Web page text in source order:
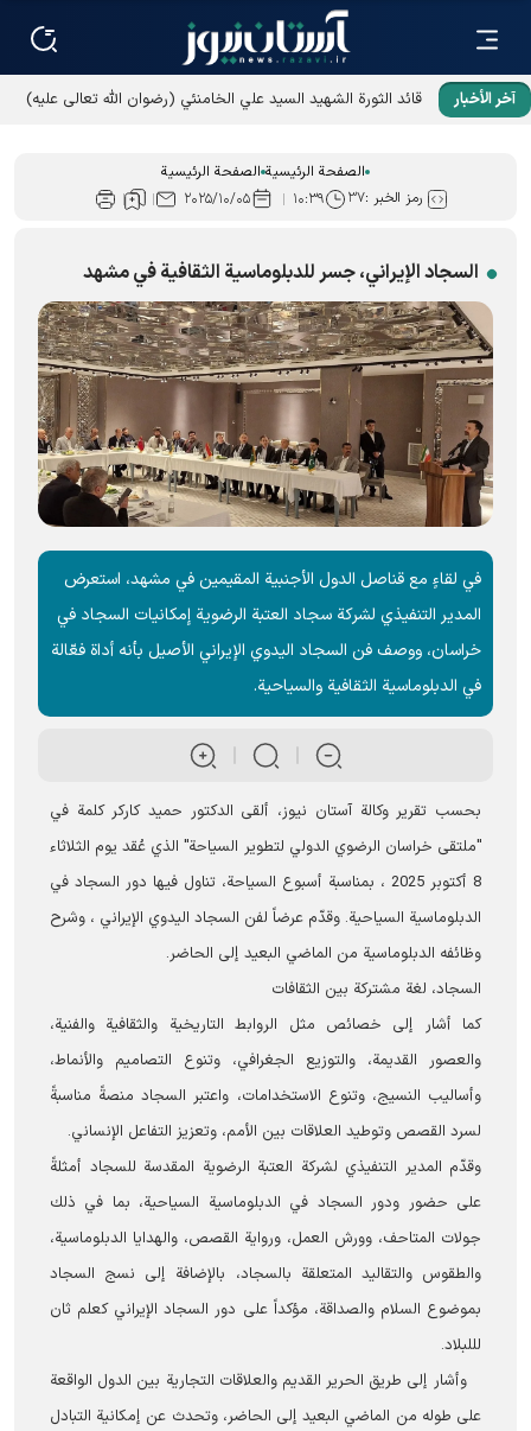
آخر الأخبار
قائد الثورة الشهيد السيد علي الخامنئي (رضوان الله تعالى عليه)
الصفحة الرئيسية الصفحة الرئيسية
رمز الخبر :۳۷ ۱۰:۳۹ ۲۰۲۵/۱۰/۰۵
السجاد الإيراني، جسر للدبلوماسية الثقافية في مشهد
في لقاءٍ مع قناصل الدول الأجنبية المقيمين في مشهد، استعرض
المدير التنفيذي لشركة سجاد العتبة الرضوية إمكانيات السجاد في
خراسان، ووصف فن السجاد اليدوي الإيراني الأصيل بأنه أداة فعّالة
في الدبلوماسية الثقافية والسياحية.
بحسب تقرير وكالة آستان نيوز، ألقى الدكتور حميد كاركر كلمة في
"ملتقى خراسان الرضوي الدولي لتطوير السياحة" الذي عُقد يوم الثلاثاء
8 أكتوبر 2025 ، بمناسبة أسبوع السياحة، تناول فيها دور السجاد في
الدبلوماسية السياحية. وقدّم عرضاً لفن السجاد اليدوي الإيراني ، وشرح
وظائفه الدبلوماسية من الماضي البعيد إلى الحاضر.
السجاد، لغة مشتركة بين الثقافات
كما أشار إلى خصائص مثل الروابط التاريخية والثقافية والفنية،
والعصور القديمة، والتوزيع الجغرافي، وتنوع التصاميم والأنماط،
وأساليب النسيج، وتنوع الاستخدامات، واعتبر السجاد منصةً مناسبةً
لسرد القصص وتوطيد العلاقات بين الأمم، وتعزيز التفاعل الإنساني.
وقدّم المدير التنفيذي لشركة العتبة الرضوية المقدسة للسجاد أمثلةً
على حضور ودور السجاد في الدبلوماسية السياحية، بما في ذلك
جولات المتاحف، وورش العمل، ورواية القصص، والهدايا الدبلوماسية،
والطقوس والتقاليد المتعلقة بالسجاد، بالإضافة إلى نسج السجاد
بموضوع السلام والصداقة، مؤكداً على دور السجاد الإيراني كعلم ثان
لللبلاد.
وأشار إلى طريق الحرير القديم والعلاقات التجارية بين الدول الواقعة
على طوله من الماضي البعيد إلى الحاضر، وتحدث عن إمكانية التبادل